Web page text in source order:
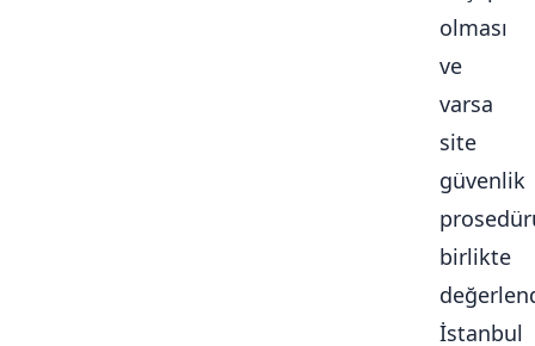
olması
ve
varsa
site
güvenlik
birlikte
İstanbul